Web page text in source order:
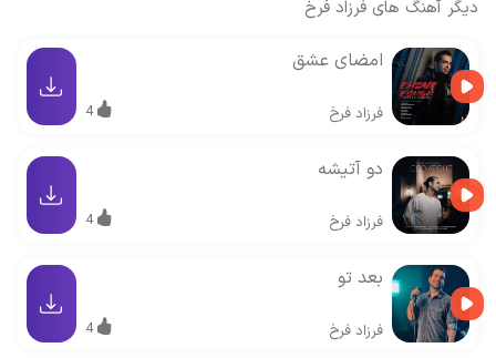
دیگر آهنگ های فرزاد فرخ
امضای عشق
فرزاد فرخ 4
دو آتیشه
فرزاد فرخ 4
بعد تو
فرزاد فرخ 4